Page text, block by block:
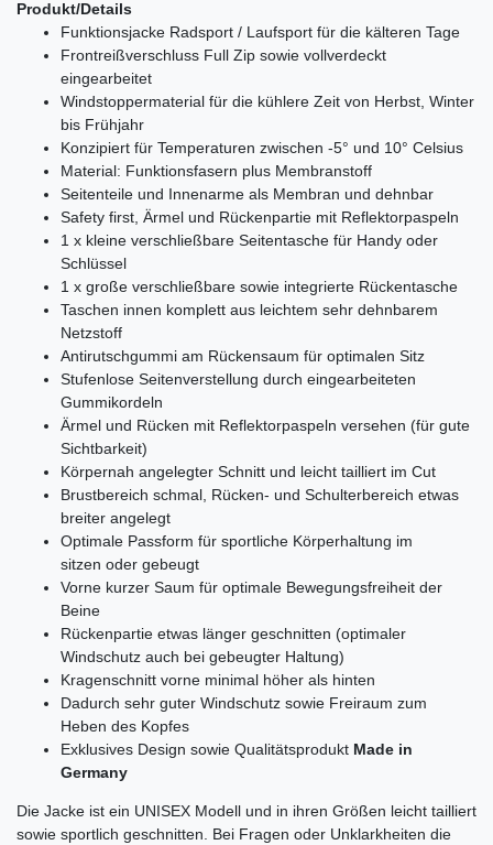
Produkt/Details
Funktionsjacke Radsport / Laufsport für die kälteren Tage
Frontreißverschluss Full Zip sowie vollverdeckt
eingearbeitet
Windstoppermaterial für die kühlere Zeit von Herbst, Winter
bis Frühjahr
Konzipiert für Temperaturen zwischen -5° und 10° Celsius
Material: Funktionsfasern plus Membranstoff
Seitenteile und Innenarme als Membran und dehnbar
Safety first, Ärmel und Rückenpartie mit Reflektorpaspeln
1 x kleine verschließbare Seitentasche für Handy oder
Schlüssel
1 x große verschließbare sowie integrierte Rückentasche
Taschen innen komplett aus leichtem sehr dehnbarem
Netzstoff
Antirutschgummi am Rückensaum für optimalen Sitz
Stufenlose Seitenverstellung durch eingearbeiteten
Gummikordeln
Ärmel und Rücken mit Reflektorpaspeln versehen (für gute
Sichtbarkeit)
Körpernah angelegter Schnitt und leicht tailliert im Cut
Brustbereich schmal, Rücken- und Schulterbereich etwas
breiter angelegt
Optimale Passform für sportliche Körperhaltung im
sitzen oder gebeugt
Vorne kurzer Saum für optimale Bewegungsfreiheit der
Beine
Rückenpartie etwas länger geschnitten (optimaler
Windschutz auch bei gebeugter Haltung)
Kragenschnitt vorne minimal höher als hinten
Dadurch sehr guter Windschutz sowie Freiraum zum
Heben des Kopfes
Exklusives Design sowie Qualitätsprodukt Made in
Germany
Die Jacke ist ein UNISEX Modell und in ihren Größen leicht tailliert
sowie sportlich geschnitten. Bei Fragen oder Unklarkheiten die